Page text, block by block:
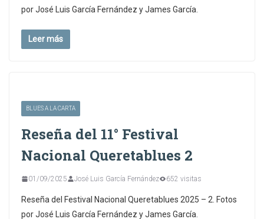
por José Luis García Fernández y James García.
Leer más
BLUES A LA CARTA
Reseña del 11° Festival
Nacional Queretablues 2
01/09/2025 José Luis García Fernández 652 visitas
Reseña del Festival Nacional Queretablues 2025 – 2. Fotos
por José Luis García Fernández y James García.